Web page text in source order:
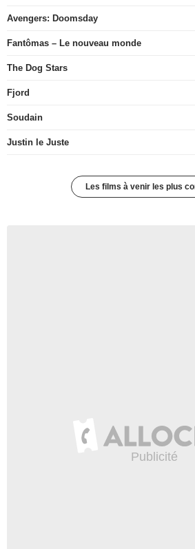
Avengers: Doomsday
Fantômas – Le nouveau monde
The Dog Stars
Fjord
Soudain
Justin le Juste
Les films à venir les plus